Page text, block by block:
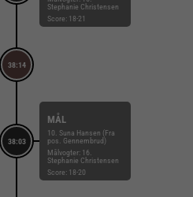
Stephanie Christensen
Score: 18-21
38:14
38:03
MÅL
10. Suna Hansen (Fra
pos. Gennembrud)
Målvogter: 16.
Stephanie Christensen
Score: 18-20